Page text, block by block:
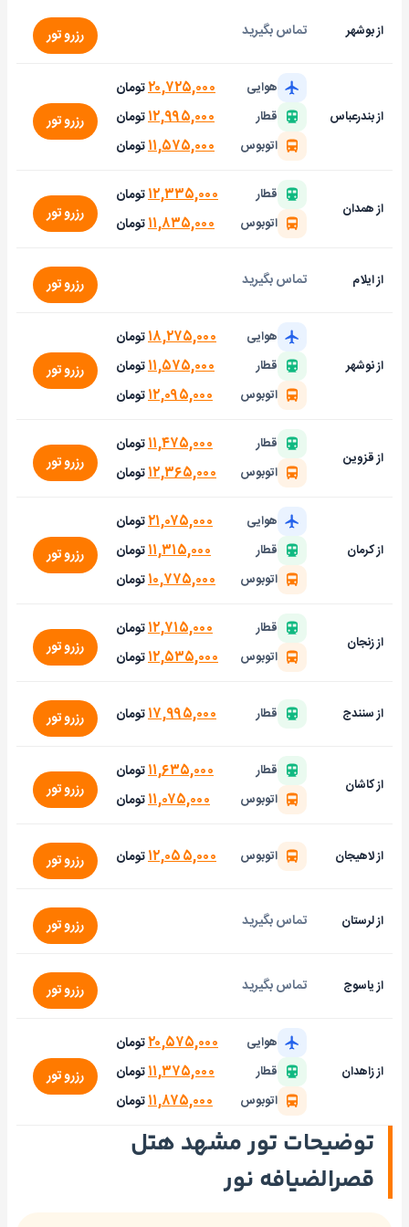
از بوشهر تماس بگیرید رزرو تور
از بندرعباس
هوایی ۲۰,۷۲۵,۰۰۰تومان
قطار ۱۲,۹۹۵,۰۰۰تومان
اتوبوس ۱۱,۵۷۵,۰۰۰تومان
رزرو تور
از همدان
قطار ۱۲,۳۳۵,۰۰۰تومان
اتوبوس ۱۱,۸۳۵,۰۰۰تومان رزرو تور
از ایلام تماس بگیرید رزرو تور
از نوشهر
هوایی ۱۸,۲۷۵,۰۰۰تومان
قطار ۱۱,۵۷۵,۰۰۰تومان
اتوبوس ۱۲,۰۹۵,۰۰۰تومان
رزرو تور
از قزوین
قطار ۱۱,۴۷۵,۰۰۰تومان
اتوبوس ۱۲,۳۶۵,۰۰۰تومان رزرو تور
از کرمان
هوایی ۲۱,۰۷۵,۰۰۰تومان
قطار ۱۱,۳۱۵,۰۰۰تومان
اتوبوس ۱۰,۷۷۵,۰۰۰تومان
رزرو تور
از زنجان
قطار ۱۲,۷۱۵,۰۰۰تومان
اتوبوس ۱۲,۵۳۵,۰۰۰تومان رزرو تور
از سنندج قطار ۱۷,۹۹۵,۰۰۰تومان رزرو تور
از کاشان
قطار ۱۱,۶۳۵,۰۰۰تومان
اتوبوس ۱۱,۰۷۵,۰۰۰تومان رزرو تور
از لاهیجان اتوبوس ۱۲,۰۵۵,۰۰۰تومان رزرو تور
از لرستان تماس بگیرید رزرو تور
از یاسوج تماس بگیرید رزرو تور
از زاهدان
هوایی ۲۰,۵۷۵,۰۰۰تومان
قطار ۱۱,۳۷۵,۰۰۰تومان
اتوبوس ۱۱,۸۷۵,۰۰۰تومان
رزرو تور
توضیحات تور مشهد هتل
قصرالضیافه نور